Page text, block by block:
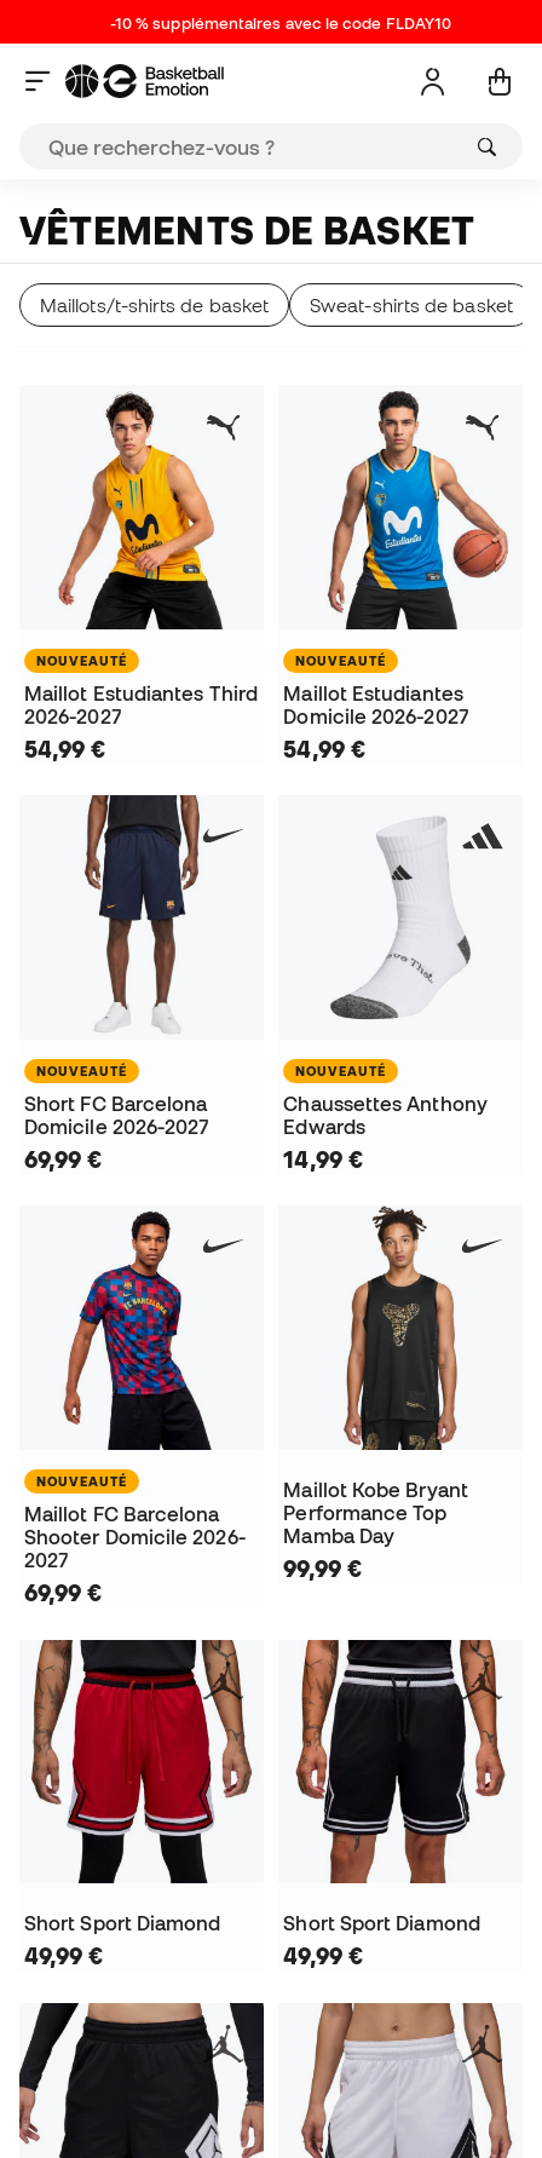
-10 % supplémentaires avec le code FLDAY10
VÊTEMENTS DE BASKET
Maillots/t-shirts de basket Sweat-shirts de basket
NOUVEAUTÉ
Maillot Estudiantes Third
2026-2027
54,99 €
NOUVEAUTÉ
Maillot Estudiantes
Domicile 2026-2027
54,99 €
NOUVEAUTÉ
Short FC Barcelona
Domicile 2026-2027
69,99 €
NOUVEAUTÉ
Chaussettes Anthony
Edwards
14,99 €
NOUVEAUTÉ
Maillot FC Barcelona
Shooter Domicile 2026-
2027
69,99 €
Maillot Kobe Bryant
Performance Top
Mamba Day
99,99 €
Short Sport Diamond
49,99 €
Short Sport Diamond
49,99 €